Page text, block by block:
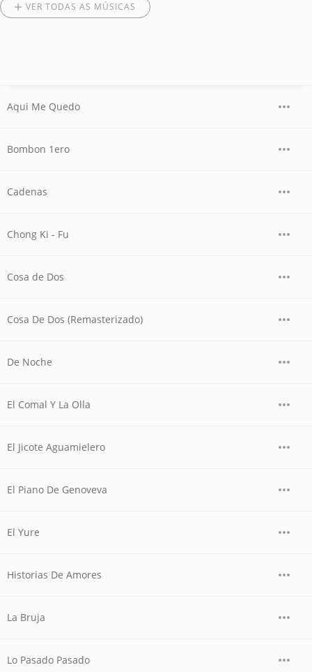
VER TODAS AS MÚSICAS
Aqui Me Quedo
Bombon 1ero
Cadenas
Chong Ki - Fu
Cosa de Dos
Cosa De Dos (Remasterizado)
De Noche
El Comal Y La Olla
El Jicote Aguamielero
El Piano De Genoveva
El Yure
Historias De Amores
La Bruja
Lo Pasado Pasado